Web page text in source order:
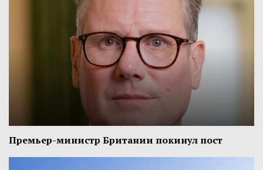
Премьер-министр Британии покинул пост